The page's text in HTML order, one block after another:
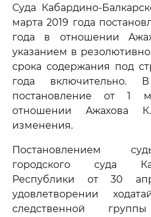
Суда Кабардино-
марта 2019 года
года в отношении
указанием в
срока содержания под
года включительно.
постановление от 1
отношении Ажахова
изменения.
Постановлением
городского суда
Республики от 30
удовлетворении
следственной